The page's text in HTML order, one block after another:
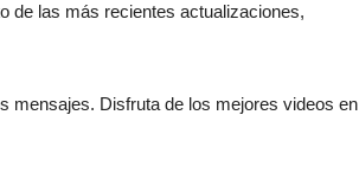
de las más recientes actualizaciones,
mensajes. Disfruta de los mejores videos en